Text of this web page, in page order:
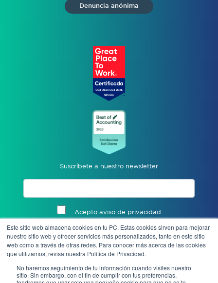
Este sitio web almacena cookies en tu PC. Estas cookies sirven para mejorar
nuestro sitio web y ofrecer servicios más personalizados, tanto en este sitio
web como a través de otras redes. Para conocer más acerca de las cookies
que utilizamos, revisa nuestra Política de Privacidad.
No haremos seguimiento de tu información cuando visites nuestro
sitio. Sin embargo, con el fin de cumplir con tus preferencias,
Denuncia anónima
Suscríbete a nuestro newsletter
Acepto aviso de privacidad
Enviar